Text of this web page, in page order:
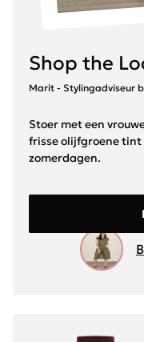
Shop the
Marit - Stylingadviseur
Stoer met een
frisse olijfgroene tint
zomerdagen.